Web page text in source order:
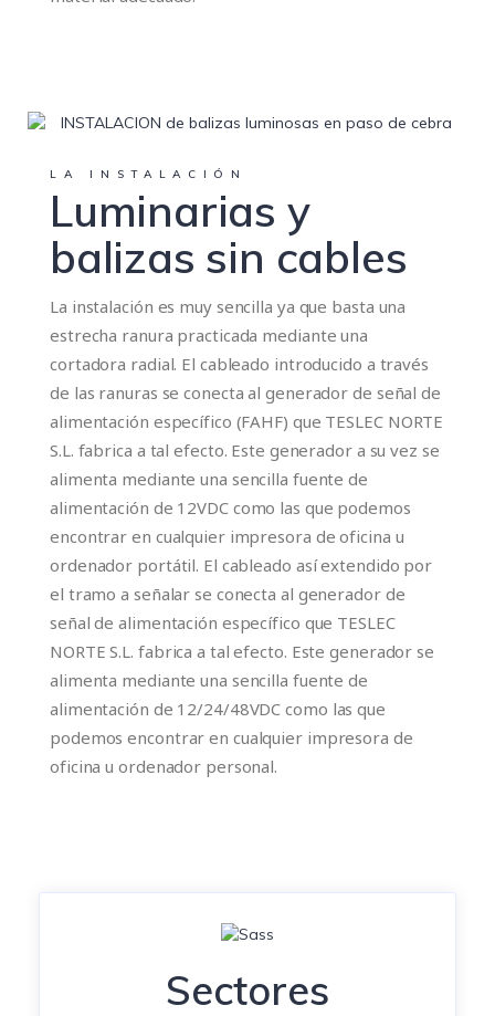
LA INSTALACIÓN
Luminarias y
balizas sin cables
La instalación es muy sencilla ya que basta una
estrecha ranura practicada mediante una
cortadora radial. El cableado introducido a través
de las ranuras se conecta al generador de señal de
alimentación específico (FAHF) que TESLEC NORTE
S.L. fabrica a tal efecto. Este generador a su vez se
alimenta mediante una sencilla fuente de
alimentación de 12VDC como las que podemos
encontrar en cualquier impresora de oficina u
ordenador portátil. El cableado así extendido por
el tramo a señalar se conecta al generador de
señal de alimentación específico que TESLEC
NORTE S.L. fabrica a tal efecto. Este generador se
alimenta mediante una sencilla fuente de
alimentación de 12/24/48VDC como las que
podemos encontrar en cualquier impresora de
oficina u ordenador personal.
Sectores